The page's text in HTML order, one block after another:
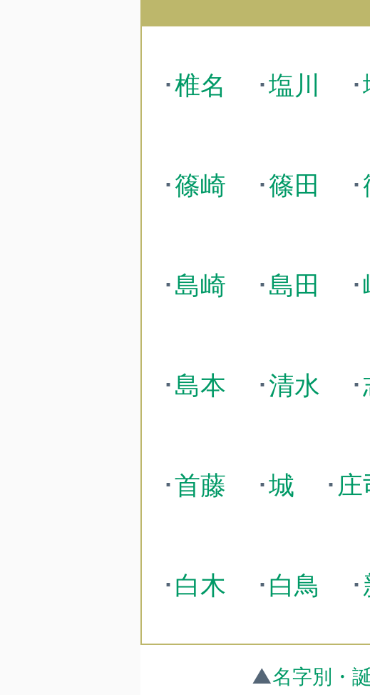
･椎名 ･塩川 ･
･篠崎 ･篠田 ･
･島崎 ･島田 ･
･島本 ･清水 ･
･首藤 ･城 ･ 庄
･白木 ･白鳥 ･
▲名字別・